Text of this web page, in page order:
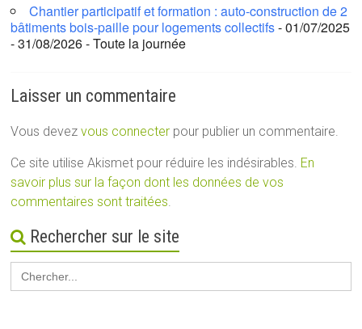
Chantier participatif et formation : auto-construction de 2
bâtiments bois-paille pour logements collectifs- 01/07/2025
- 31/08/2026 - Toute la journée
Laisser un commentaire
Vous devezvous connecter pour publier un commentaire.
Ce site utilise Akismet pour réduire les indésirables. En
savoir plus sur la façon dont les données de vos
commentaires sont traitées
Rechercher sur le site
Search
for: